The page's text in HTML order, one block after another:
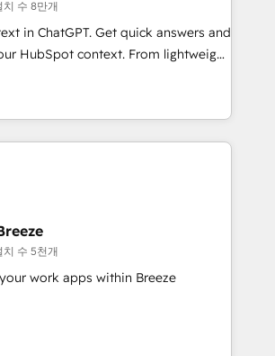
치 수 8만개
in ChatGPT. Get quick answers and
HubSpot context. From lightweight
치 수 5천개
work apps within Breeze